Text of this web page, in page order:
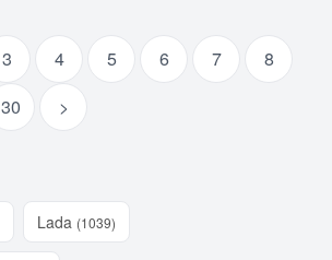
3 4 5 6 7
8
30 >
Lada (1039)